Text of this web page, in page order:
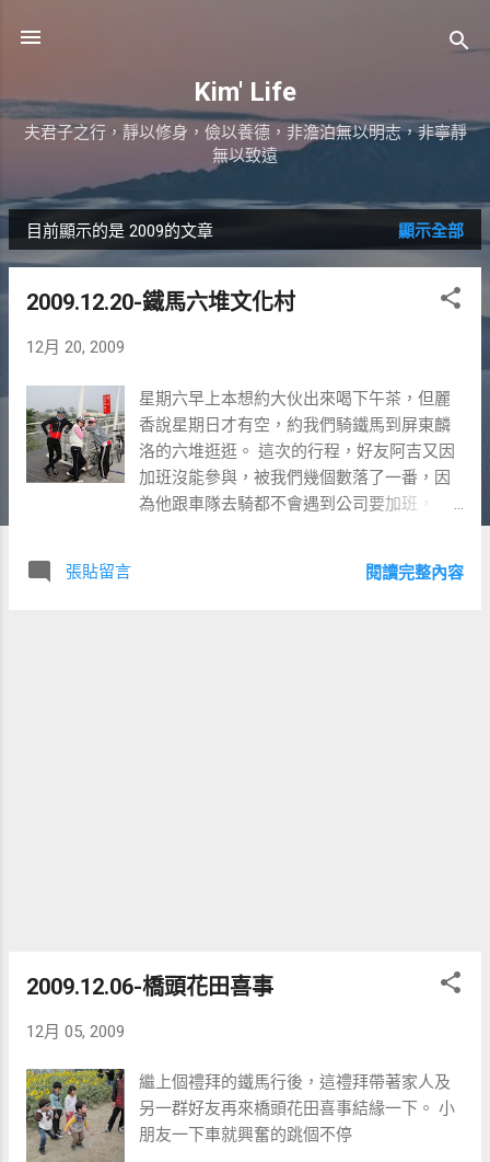
Kim' Life
夫君子之行，靜以修身，儉以養德，非澹泊無以明志，非寧靜
無以致遠
發
文
章
目前顯示的是 2009的文章 顯示全部
2009.12.20-鐵馬六堆文化村
12月 20, 2009
星期六早上本想約大伙出來喝下午茶，但麗
香說星期日才有空，約我們騎鐵馬到屏東麟
洛的六堆逛逛。 這次的行程，好友阿吉又因
加班沒能參與，被我們幾個數落了一番，因
為他跟車隊去騎都不會遇到公司要加班， 跟
的自行車道，算是我們的第一個休息站，趁
張貼留言 閱讀完整內容
2009.12.06-橋頭花田喜事
12月 05, 2009
繼上個禮拜的鐵馬行後，這禮拜帶著家人及
另一群好友再來橋頭花田喜事結緣一下。 小
朋友一下車就興奮的跳個不停